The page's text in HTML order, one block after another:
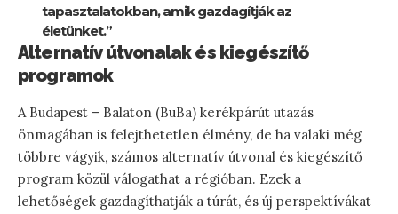
tapasztalatokban, amik gazdagítják az
életünket.”
Alternatív útvonalak és kiegészítő
programok
A Budapest – Balaton (BuBa) kerékpárút utazás
önmagában is felejthetetlen élmény, de ha valaki még
többre vágyik, számos alternatív útvonal és kiegészítő
program közül válogathat a régióban. Ezek a
lehetőségek gazdagíthatják a túrát, és új perspektívákat